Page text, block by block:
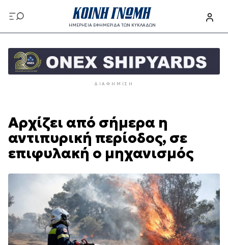
προς
το
περιεχόμενο
ΗΜΕΡΗΣΙΑ ΕΦΗΜΕΡΙΔΑ ΤΩΝ ΚΥΚΛΑΔΩΝ
προς
κυρίως
ΔΙΑΦΉΜΙΣΗ
Αρχίζει από σήμερα η
αντιπυρική περίοδος, σε
επιφυλακή ο μηχανισμός